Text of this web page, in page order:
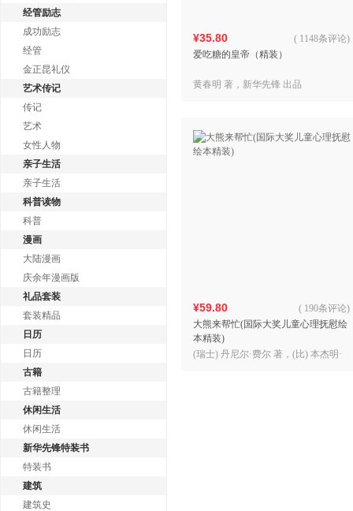
经管励志
成功励志
经管
金正昆礼仪
艺术传记
传记
艺术
女性人物
亲子生活
亲子生活
科普读物
科普
漫画
大陆漫画
庆余年漫画版
礼品套装
套装精品
日历
日历
古籍
古籍整理
休闲生活
休闲生活
新华先锋特装书
特装书
建筑
建筑史
¥35.80
爱吃糖的皇帝（精装）
( 1148条评论)
黄春明 著，新华先锋 出品
¥59.80
大熊来帮忙(国际大奖儿童心理抚慰绘
本精装)
( 190条评论)
(瑞士) 丹尼尔·费尔 著，(比) 本杰明·